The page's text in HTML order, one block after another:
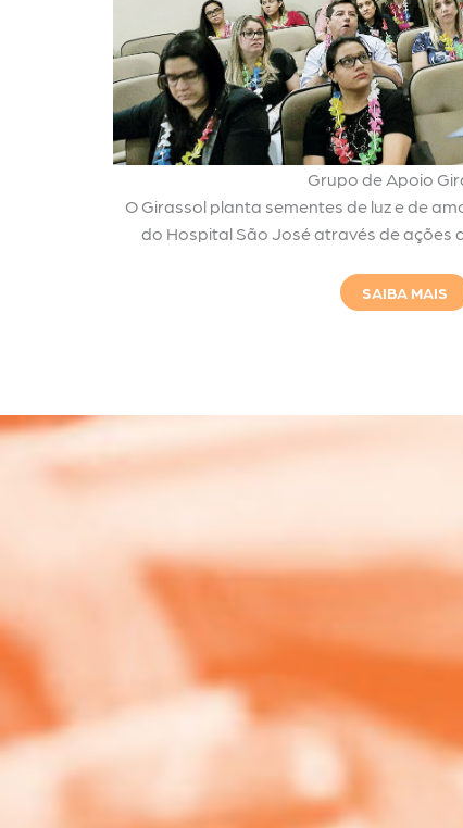
Grupo de Apoio
O Girassol planta sementes de luz e de
do Hospital São José através de ações
SAIBA MAIS